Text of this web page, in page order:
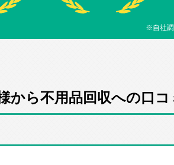
※自社
から不用品回収への口